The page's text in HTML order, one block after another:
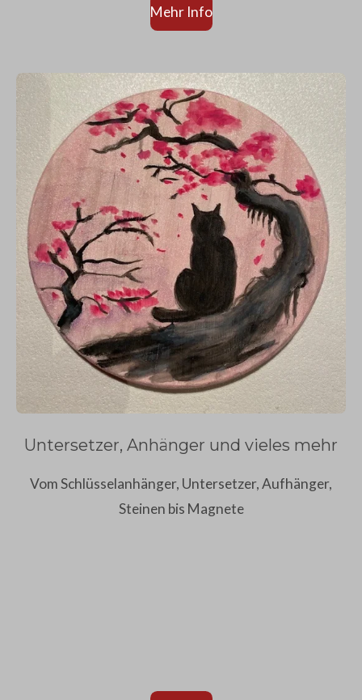
Mehr Info
Untersetzer, Anhänger und vieles mehr
Vom Schlüsselanhänger, Untersetzer, Aufhänger,
Steinen bis Magnete